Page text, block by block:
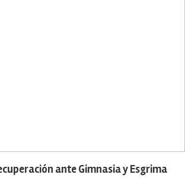
ante Gimnasia y Esgrima